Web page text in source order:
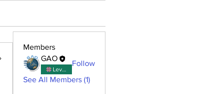
Members
GAO
Level up complete
Follow
See All Members (1)